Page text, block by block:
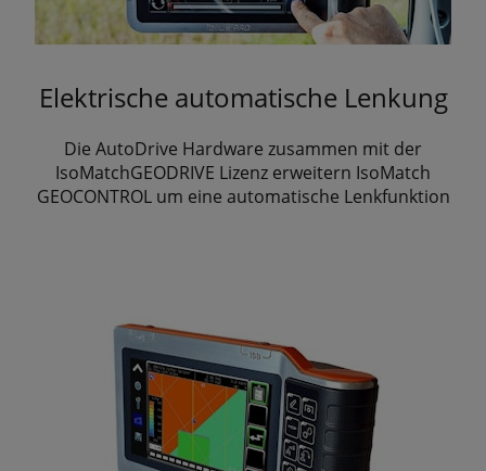
Elektrische automatische Lenkung
Die AutoDrive Hardware zusammen mit der
IsoMatchGEODRIVE Lizenz erweitern IsoMatch
GEOCONTROL um eine automatische Lenkfunktion